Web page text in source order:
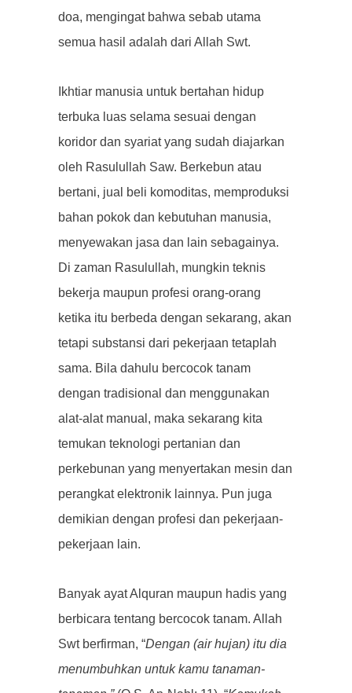
doa, mengingat bahwa sebab utama
semua hasil adalah dari Allah Swt.
Ikhtiar manusia untuk bertahan hidup
terbuka luas selama sesuai dengan
koridor dan syariat yang sudah diajarkan
oleh Rasulullah Saw. Berkebun atau
bertani, jual beli komoditas, memproduksi
bahan pokok dan kebutuhan manusia,
menyewakan jasa dan lain sebagainya.
Di zaman Rasulullah, mungkin teknis
bekerja maupun profesi orang-orang
ketika itu berbeda dengan sekarang, akan
tetapi substansi dari pekerjaan tetaplah
sama. Bila dahulu bercocok tanam
dengan tradisional dan menggunakan
alat-alat manual, maka sekarang kita
temukan teknologi pertanian dan
perkebunan yang menyertakan mesin dan
perangkat elektronik lainnya. Pun juga
demikian dengan profesi dan pekerjaan-
pekerjaan lain.
Banyak ayat Alquran maupun hadis yang
berbicara tentang bercocok tanam. Allah
Swt berfirman, “Dengan (air hujan) itu dia
menumbuhkan untuk kamu tanaman-